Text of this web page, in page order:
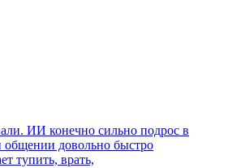
ИИ конечно сильно подрос в
общении довольно быстро
тупить, врать,